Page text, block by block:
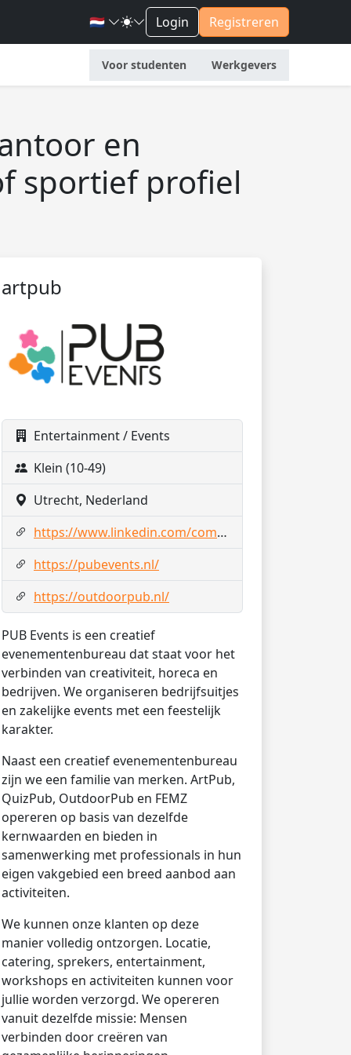
🇳🇱 Login Registreren
Voor studenten Werkgevers
en
sportief profiel
artpub
Entertainment / Events
Klein (10-49)
Utrecht, Nederland
https://www.linkedin.com/company/pubevents
https://pubevents.nl/
https://outdoorpub.nl/
PUB Events is een creatief
evenementenbureau dat staat voor het
verbinden van creativiteit, horeca en
bedrijven. We organiseren bedrijfsuitjes
en zakelijke events met een feestelijk
karakter.
Naast een creatief evenementenbureau
zijn we een familie van merken. ArtPub,
QuizPub, OutdoorPub en FEMZ
opereren op basis van dezelfde
kernwaarden en bieden in
samenwerking met professionals in hun
eigen vakgebied een breed aanbod aan
activiteiten.
We kunnen onze klanten op deze
manier volledig ontzorgen. Locatie,
catering, sprekers, entertainment,
workshops en activiteiten kunnen voor
jullie worden verzorgd. We opereren
vanuit dezelfde missie: Mensen
verbinden door creëren van